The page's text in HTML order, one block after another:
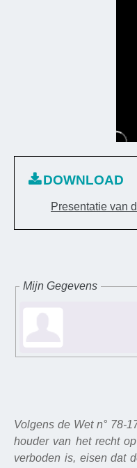
DOWNLOAD
Presentatie van
Mijn Gegevens
Volgens de Wet n° 78-
houder van het recht
verboden is, eisen dat